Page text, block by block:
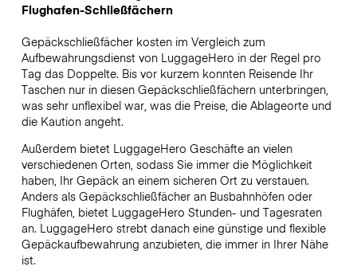
Flughafen-Schließfächern
Gepäckschließfächer kosten im Vergleich zum
Aufbewahrungsdienst von LuggageHero in der Regel pro
Tag das Doppelte. Bis vor kurzem konnten Reisende Ihr
Taschen nur in diesen Gepäckschließfächern unterbringen,
was sehr unflexibel war, was die Preise, die Ablageorte und
die Kaution angeht.
Außerdem bietet LuggageHero Geschäfte an vielen
verschiedenen Orten, sodass Sie immer die Möglichkeit
haben, Ihr Gepäck an einem sicheren Ort zu verstauen.
Anders als Gepäckschließfächer an Busbahnhöfen oder
Flughäfen, bietet LuggageHero Stunden- und Tagesraten
an. LuggageHero strebt danach eine günstige und flexible
Gepäckaufbewahrung anzubieten, die immer in Ihrer Nähe
ist.